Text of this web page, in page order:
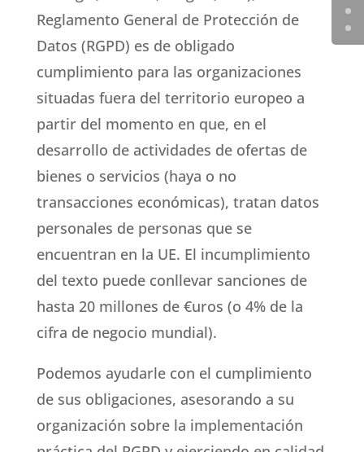
Reglamento General de Protección de
Datos (RGPD) es de obligado
cumplimiento para las organizaciones
situadas fuera del territorio europeo a
partir del momento en que, en el
desarrollo de actividades de ofertas de
bienes o servicios (haya o no
transacciones económicas), tratan datos
personales de personas que se
encuentran en la UE. El incumplimiento
del texto puede conllevar sanciones de
hasta 20 millones de €uros (o 4% de la
cifra de negocio mundial).
Podemos ayudarle con el cumplimiento
de sus obligaciones, asesorando a su
organización sobre la implementación